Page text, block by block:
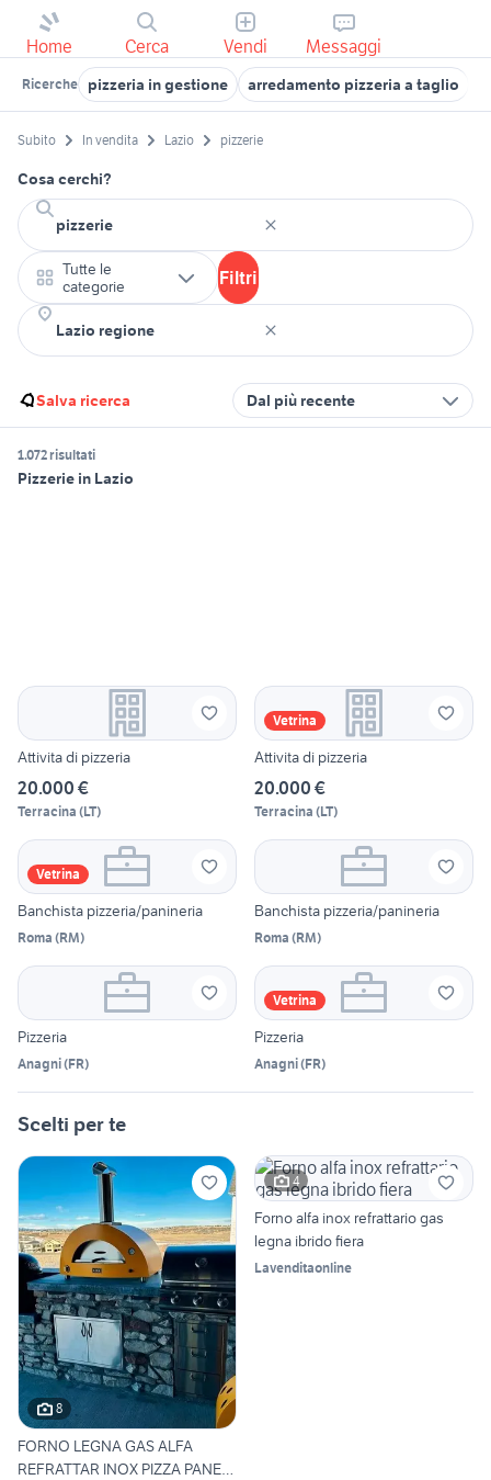
Home Cerca Vendi Messaggi
Ricerche pizzeria in gestione arredamento pizzeria a taglio
Subito In vendita Lazio pizzerie
Cosa cerchi?
Tutte le
categorie
Filtri
Salva ricerca Dal più recente
1.072 risultati
Pizzerie in Lazio
Attivita di pizzeria
20.000 €
Terracina (LT)
Vetrina
Attivita di pizzeria
20.000 €
Terracina (LT)
Vetrina
Banchista pizzeria/panineria
Roma (RM)
Banchista pizzeria/panineria
Roma (RM)
Pizzeria
Anagni(FR)
Vetrina
Pizzeria
Anagni(FR)
Scelti per te
8
FORNO LEGNA GAS ALFA
REFRATTAR INOX PIZZA PANE
4
Forno alfa inox refrattario gas
legna ibrido fiera
Lavenditaonline